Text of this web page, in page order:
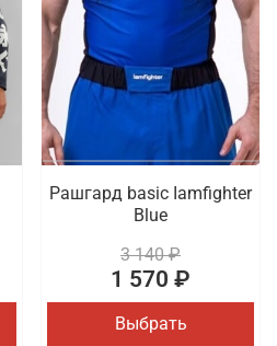
Рашгард basic Iamfighter
Blue
3 140 ₽
1 570 ₽
Выбрать